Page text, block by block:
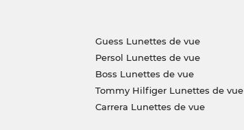
Guess Lunettes de vue
Persol Lunettes de vue
Boss Lunettes de vue
Tommy Hilfiger Lunettes de vue
Carrera Lunettes de vue